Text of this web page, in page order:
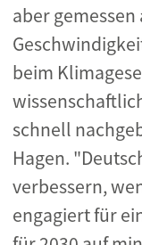
aber
beim
schnell
Hagen.
verbessern,
engagiert für